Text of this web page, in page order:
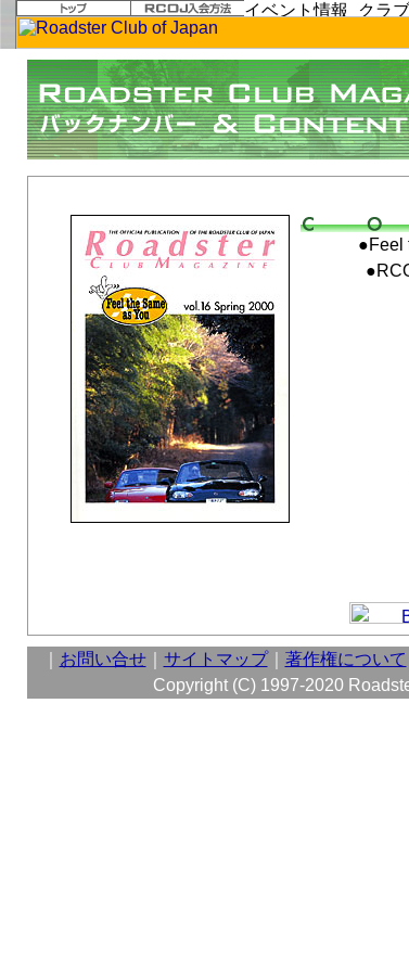
●Feel
お問い合せ｜ サイトマップ｜ 著作権について
Copyright (C) 1997-2020